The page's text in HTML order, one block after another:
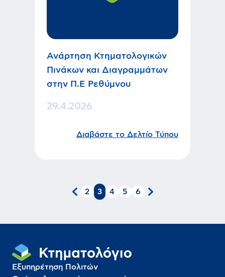
Ανάρτηση Κτηματολογικών
Πινάκων και Διαγραμμάτων
στην Π.Ε Ρεθύμνου
29.4.2026
Διαβάστε το Δελτίο Τύπου
2 3 4 5 6
Εξυπηρέτηση Πολιτών